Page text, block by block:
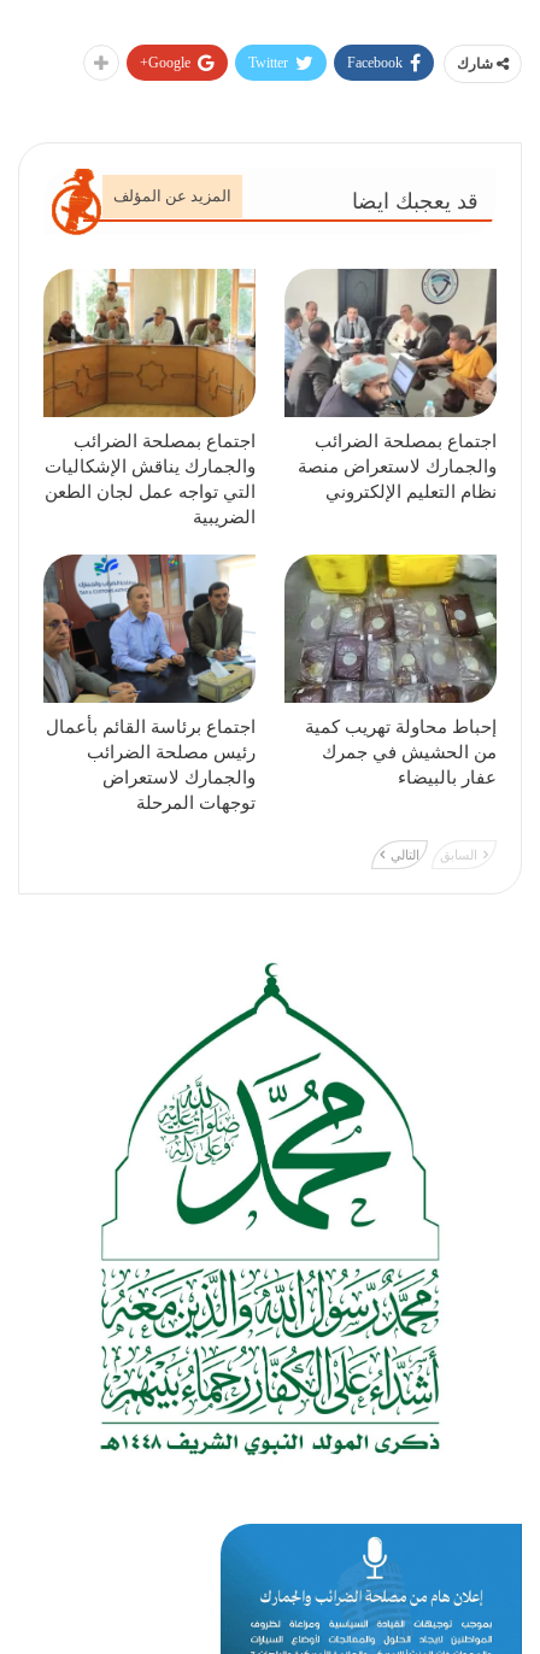
شارك Facebook
Twitter
Google+
قد يعجبك ايضا المزيد عن المؤلف
اجتماع بمصلحة الضرائب
والجمارك لاستعراض منصة
نظام التعليم الإلكتروني
اجتماع بمصلحة الضرائب
والجمارك يناقش الإشكاليات
التي تواجه عمل لجان الطعن
الضريبية
إحباط محاولة تهريب كمية
من الحشيش في جمرك
عفار بالبيضاء
اجتماع برئاسة القائم بأعمال
رئيس مصلحة الضرائب
والجمارك لاستعراض
توجهات المرحلة
السابق التالي